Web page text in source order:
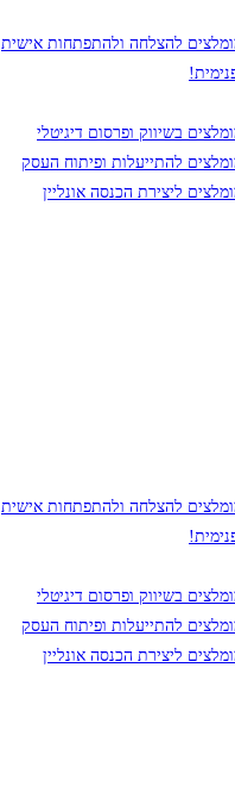
להצלחה ולהתפתחות אישית
בשיווק ופרסום דיגיטלי
להתייעלות ופיתוח העסק
ליצירת הכנסה אונליין
להצלחה ולהתפתחות אישית
בשיווק ופרסום דיגיטלי
להתייעלות ופיתוח העסק
ליצירת הכנסה אונליין